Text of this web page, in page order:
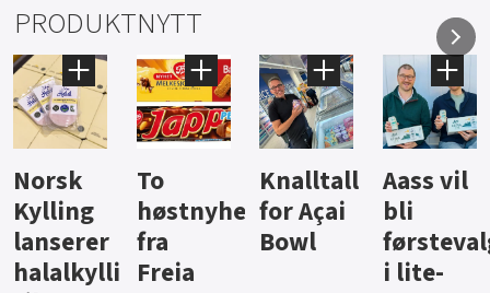
PRODUKTNYTT
Knalltall
for Açai
Bowl
Aass vil
bli
førstevalg
i lite-
Brus og
jus fra
Berentsen
Hard
iste fra
Hansa